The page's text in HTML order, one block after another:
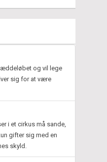
og vil lege
sig for at være
i et cirkus må sande,
gifter sig med en
skyld.